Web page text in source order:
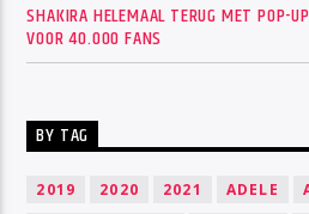
SHAKIRA HELEMAAL TERUG MET POP-
VOOR 40.000 FANS
BY TAG
2019 2020 2021 ADELE